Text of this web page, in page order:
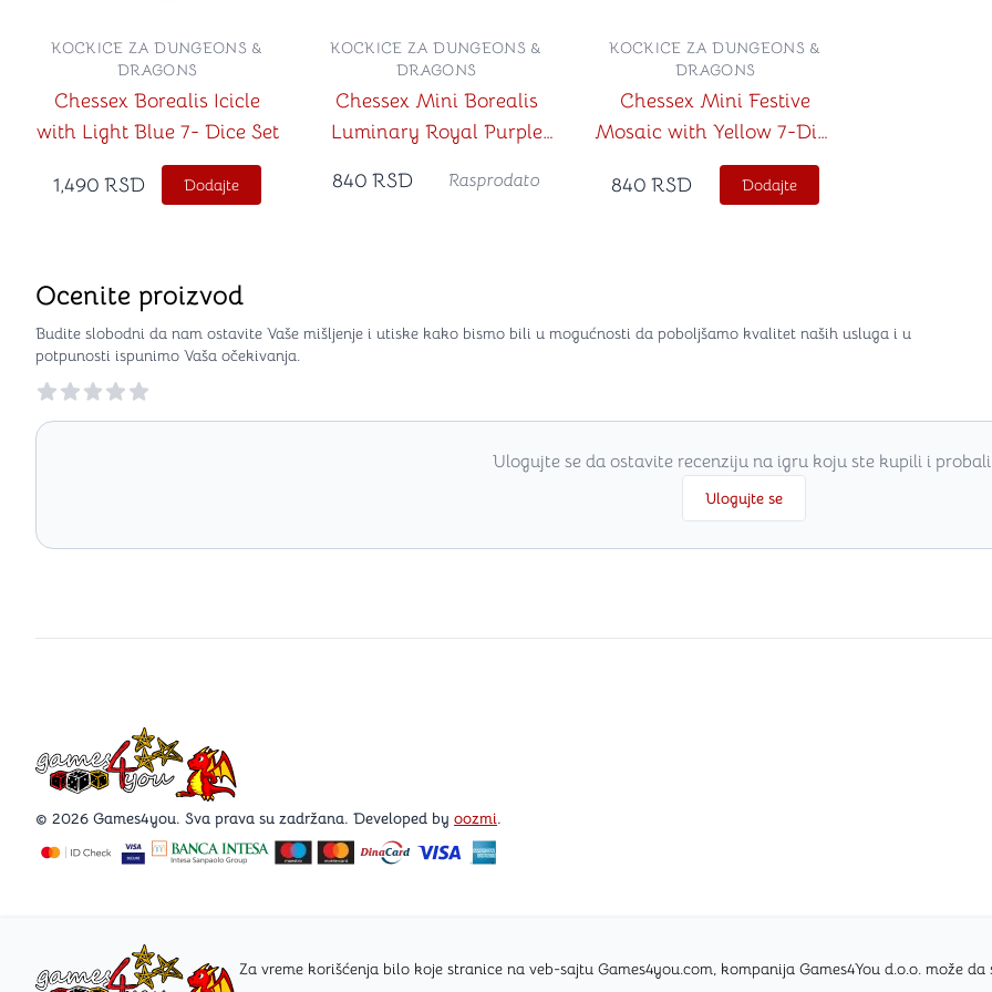
Za vreme korišćenja bilo koje stranice na veb-sajtu Games4you.com, kompanija Games4You d.o.o. može da
Chessex Borealis Icicle
with Light Blue 7- Dice Set
KOCKICE ZA DUNGEONS &
DRAGONS
1,490 RSD Dodajte
Chessex Mini Borealis
Luminary Royal Purple
KOCKICE ZA DUNGEONS &
DRAGONS
840 RSD Rasprodato
Chessex Mini Festive
Mosaic with Yellow 7-Dice
Set
KOCKICE ZA DUNGEONS &
DRAGONS
840 RSD Dodajte
Ocenite proizvod
Budite slobodni da nam ostavite Vaše mišljenje i utiske kako bismo bili u mogućnosti da poboljšamo kvalitet naših usluga i u
potpunosti ispunimo Vaša očekivanja.
Reviews
Ulogujte se da ostavite recenziju na igru koju ste kupili i
Ulogujte se
Games4you logo
© 2026 Games4you. Sva prava su zadržana. Developed by oozmi.